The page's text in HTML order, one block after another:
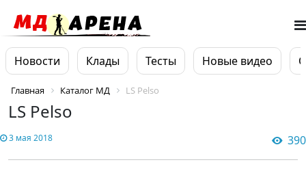
Новости Клады Тесты Новые видео
Главная Каталог МД LS Pelso
LS Pelso
3 мая 2018 390